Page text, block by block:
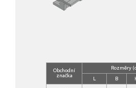
Obchodní
značka
Rozměry
L B